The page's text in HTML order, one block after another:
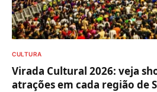
CULTURA
Virada Cultural 2026: veja
atrações em cada região de